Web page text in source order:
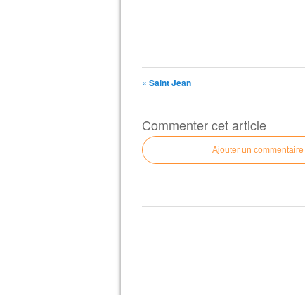
« Saint Jean
Commenter cet article
Ajouter un commentaire